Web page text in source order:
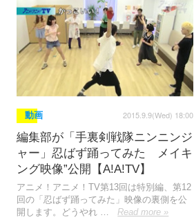
動画 2015.9.9(Wed) 18:00
編集部が「手裏剣戦隊ニンニンジ
ャー」忍ばず踊ってみた メイキ
ング映像”公開【A!A!TV】
アニメ！アニメ！TV第13回は特別編、第12
回の「忍ばず踊ってみた」映像の裏側を公
開します。どうやれ …
Read more »